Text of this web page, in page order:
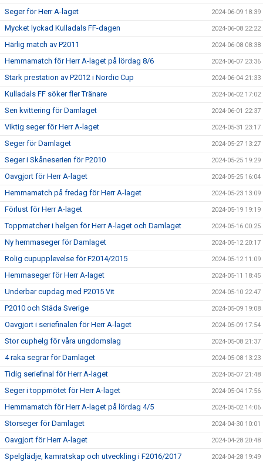
Seger för Herr A-laget 2024-06-09 18:39
Mycket lyckad Kulladals FF-dagen 2024-06-08 22:22
Härlig match av P2011 2024-06-08 08:38
Hemmamatch för Herr A-laget på lördag 8/6 2024-06-07 23:36
Stark prestation av P2012 i Nordic Cup 2024-06-04 21:33
Kulladals FF söker fler Tränare 2024-06-02 17:02
Sen kvittering för Damlaget 2024-06-01 22:37
Viktig seger för Herr A-laget 2024-05-31 23:17
Seger för Damlaget 2024-05-27 13:27
Seger i Skåneserien för P2010 2024-05-25 19:29
Oavgjort för Herr A-laget 2024-05-25 16:04
Hemmamatch på fredag för Herr A-laget 2024-05-23 13:09
Förlust för Herr A-laget 2024-05-19 19:19
Toppmatcher i helgen för Herr A-laget och Damlaget 2024-05-16 00:25
Ny hemmaseger för Damlaget 2024-05-12 20:17
Rolig cupupplevelse för F2014/2015 2024-05-12 11:09
Hemmaseger för Herr A-laget 2024-05-11 18:45
Underbar cupdag med P2015 Vit 2024-05-10 22:47
P2010 och Städa Sverige 2024-05-09 19:08
Oavgjort i seriefinalen för Herr A-laget 2024-05-09 17:54
Stor cuphelg för våra ungdomslag 2024-05-08 21:37
4 raka segrar för Damlaget 2024-05-08 13:23
Tidig seriefinal för Herr A-laget 2024-05-07 21:48
Seger i toppmötet för Herr A-laget 2024-05-04 17:56
Hemmamatch för Herr A-laget på lördag 4/5 2024-05-02 14:06
Storseger för Damlaget 2024-04-30 10:01
Oavgjort för Herr A-laget 2024-04-28 20:48
Spelglädje, kamratskap och utveckling i F2016/2017 2024-04-28 19:49